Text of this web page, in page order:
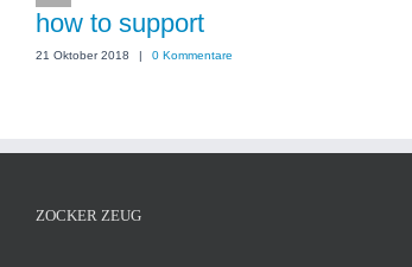
how to support
21 Oktober 2018 | 0 Kommentare
ZOCKER ZEUG